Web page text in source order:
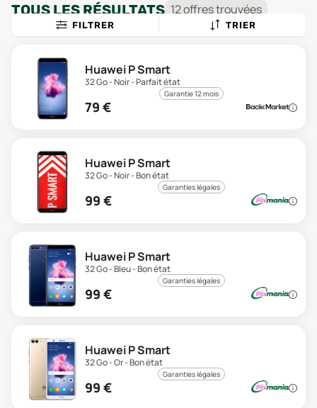
TOUS LES RÉSULTATS 12offrestrouvées
FILTRER TRIER
Huawei P Smart
32 Go - Noir - Parfait état
Garantie 12 mois
79 €
Huawei P Smart
32 Go - Noir - Bon état
Garanties légales
99 €
Huawei P Smart
32 Go - Bleu - Bon état
Garanties légales
99 €
Huawei P Smart
32 Go - Or - Bon état
Garanties légales
99 €